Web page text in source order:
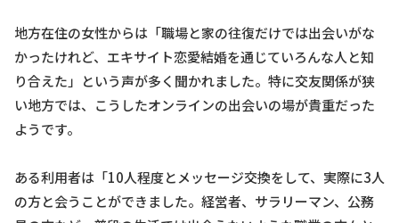
地方在住の女性からは「職場と家の往復だけでは出会いがな
かったけれど、エキサイト恋愛結婚を通じていろんな人と知
り合えた」という声が多く聞かれました。特に交友関係が狭
い地方では、こうしたオンラインの出会いの場が貴重だった
ようです。
ある利用者は「10人程度とメッセージ交換をして、実際に3人
の方と会うことができました。経営者、サラリーマン、公務